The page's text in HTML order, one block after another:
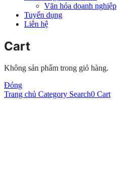
Văn hóa doanh nghiệp
Tuyển dụng
Liên hệ
Cart
Không sản phẩm trong giỏ hàng.
Đóng
Trang chủ Category Search0 Cart